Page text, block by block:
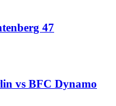
47
vs BFC Dynamo